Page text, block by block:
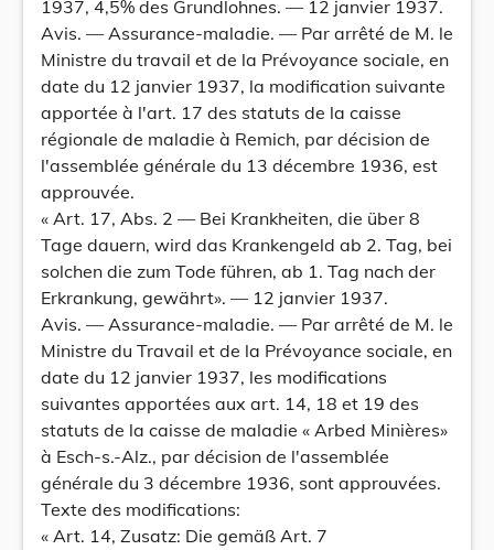
1937, 4,5% des Grundlohnes. — 12 janvier 1937.
Avis. — Assurance-maladie. — Par arrêté de M. le
Ministre du travail et de la Prévoyance sociale, en
date du 12 janvier 1937, la modification suivante
apportée à l'art. 17 des statuts de la caisse
régionale de maladie à Remich, par décision de
l'assemblée générale du 13 décembre 1936, est
approuvée.
« Art. 17, Abs. 2 — Bei Krankheiten, die über 8
Tage dauern, wird das Krankengeld ab 2. Tag, bei
solchen die zum Tode führen, ab 1. Tag nach der
Erkrankung, gewährt». — 12 janvier 1937.
Avis. — Assurance-maladie. — Par arrêté de M. le
Ministre du Travail et de la Prévoyance sociale, en
date du 12 janvier 1937, les modifications
suivantes apportées aux art. 14, 18 et 19 des
statuts de la caisse de maladie « Arbed Minières»
à Esch-s.-Alz., par décision de l'assemblée
générale du 3 décembre 1936, sont approuvées.
Texte des modifications:
« Art. 14, Zusatz: Die gemäß Art. 7